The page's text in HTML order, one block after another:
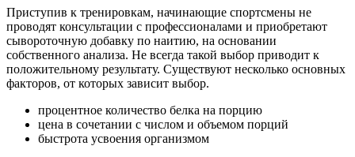
Приступив к тренировкам, начинающие спортсмены не
проводят консультации с профессионалами и приобретают
сывороточную добавку по наитию, на основании
собственного анализа. Не всегда такой выбор приводит к
положительному результату. Существуют несколько основных
факторов, от которых зависит выбор.
процентное количество белка на порцию
цена в сочетании с числом и объемом порций
быстрота усвоения организмом